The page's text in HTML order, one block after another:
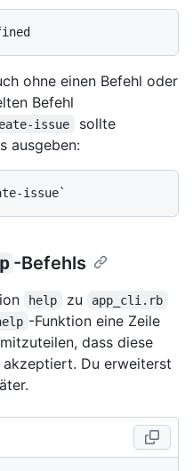
ohne einen Befehl oder
Befehl
issue
sollte
ausgeben:
-Befehls
help zu app_cli.rb
-Funktion eine Zeile
dass diese
akzeptiert. Du erweiterst